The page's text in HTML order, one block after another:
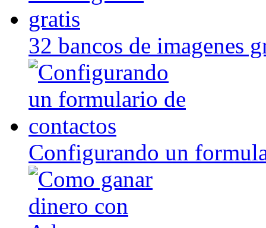
32 bancos de imagenes
Configurando un